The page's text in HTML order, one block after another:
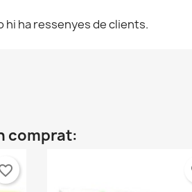
hi ha ressenyes de clients.
comprat: